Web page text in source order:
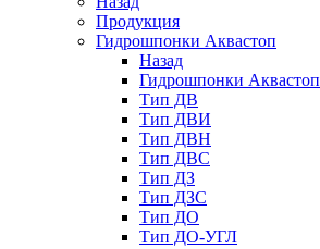
Продукция
Гидрошпонки Аквастоп
Назад
Гидрошпонки Аквастоп
Тип ДВ
Тип ДВИ
Тип ДВН
Тип ДВС
Тип ДЗ
Тип ДЗС
Тип ДО
Тип ДО-УГЛ